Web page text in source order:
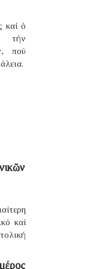
καί ὁ
τήν
πού
καί